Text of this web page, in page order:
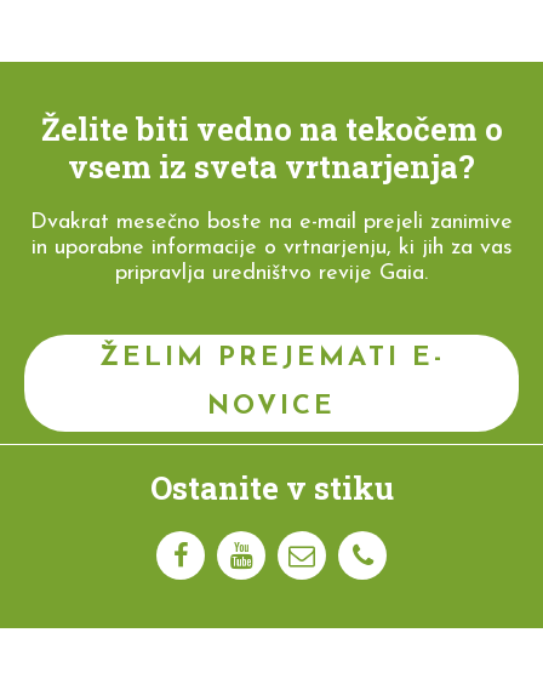
Želite biti vedno na tekočem o
vsem iz sveta vrtnarjenja?
Dvakrat mesečno boste na e-mail prejeli zanimive
in uporabne informacije o vrtnarjenju, ki jih za vas
pripravlja uredništvo revije Gaia.
ŽELIM PREJEMATI E-
NOVICE
Ostanite v stiku